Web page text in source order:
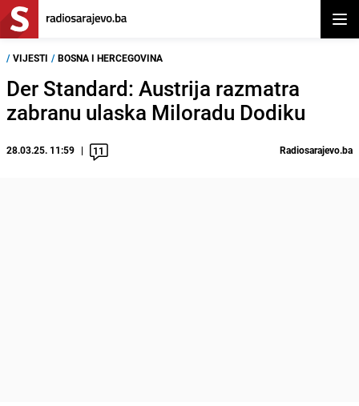
/ VIJESTI / BOSNA I HERCEGOVINA
Der Standard: Austrija razmatra
zabranu ulaska Miloradu Dodiku
28.03.25. 11:59 11 Radiosarajevo.ba